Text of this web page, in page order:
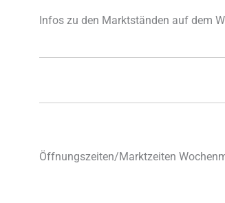
Infos zu den Marktständen auf dem
Öffnungszeiten/Marktzeiten